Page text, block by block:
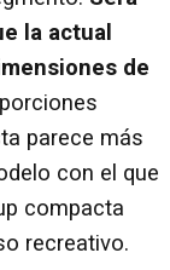
la actual
de
parece más
con el que
compacta
recreativo.